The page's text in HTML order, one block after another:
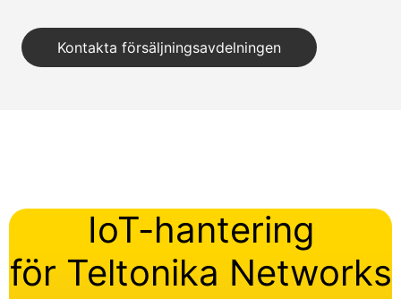
Kontakta försäljningsavdelningen
IoT-hantering
för Teltonika Networks